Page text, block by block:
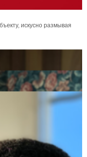
искусно размывая